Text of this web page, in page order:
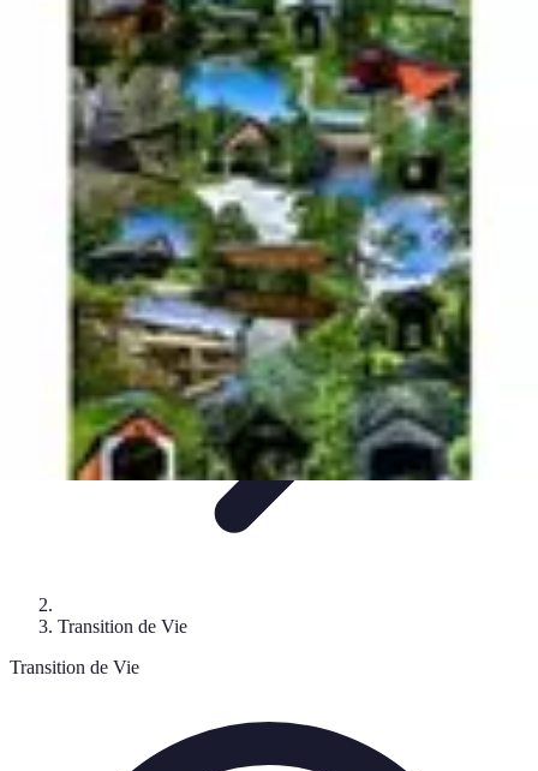
Projets Nouvelle Vie
Planification et Stratégie
InspirationÉvaluation de ProjetÉcologie et
DurabilitéTendances
Projets Nouvelle Vie
Transition de Vie
Transition de Vie